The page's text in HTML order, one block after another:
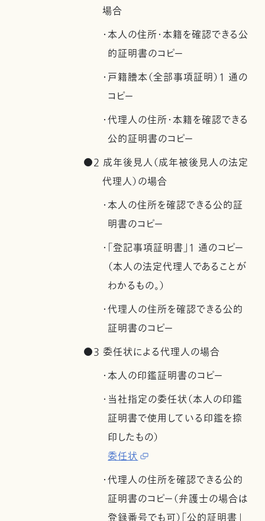
場合
・本人の住所・本籍を確認できる公
的証明書のコピー
・戸籍謄本（全部事項証明）1 通の
コピー
・代理人の住所・本籍を確認できる
公的証明書のコピー
●2 成年後見人（成年被後見人の法定
代理人）の場合
・本人の住所を確認できる公的証
明書のコピー
・「登記事項証明書」1 通のコピー
（本人の法定代理人であることが
わかるもの。）
・代理人の住所を確認できる公的
証明書のコピー
●3 委任状による代理人の場合
・本人の印鑑証明書のコピー
・当社指定の委任状（本人の印鑑
証明書で使用している印鑑を捺
印したもの）
委任状
・代理人の住所を確認できる公的
証明書のコピー（弁護士の場合は
登録番号でも可）「公的証明書」